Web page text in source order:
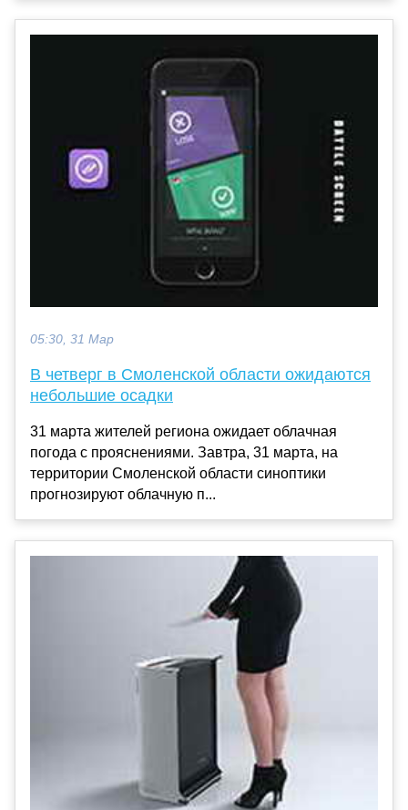
05:30, 31 Мар
В четверг в Смоленской области ожидаются
небольшие осадки
31 марта жителей региона ожидает облачная
погода с прояснениями. Завтра, 31 марта, на
территории Смоленской области синоптики
прогнозируют облачную п...